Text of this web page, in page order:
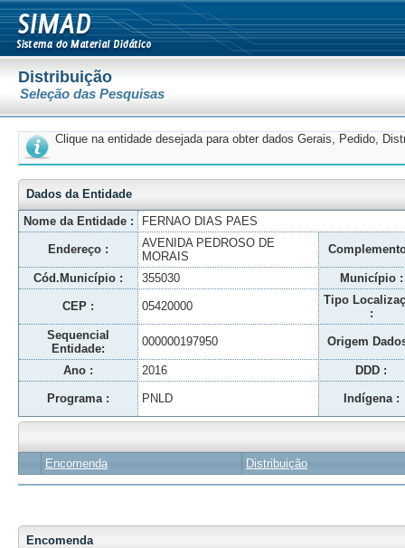
Distribuição
Seleção das Pesquisas
Clique na entidade desejada para obter dados Gerais, Pedido,
Dados da Entidade
Nome da Entidade :
FERNAO DIAS PAES
Endereço :
AVENIDA PEDROSO DE
MORAIS
Cód.Município : 355030 Município :
CEP : 05420000
Tipo
:
Sequencial
Entidade:
000000197950 Origem
Ano : 2016 DDD :
Programa : PNLD Indígena :
Encomenda Distribuição
Encomenda